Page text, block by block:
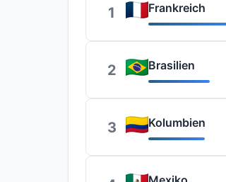
1 Frankreich
2 Brasilien
3 Kolumbien